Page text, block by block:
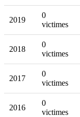
2019
0
victimes
2018
0
victimes
2017
0
victimes
2016
0
victimes